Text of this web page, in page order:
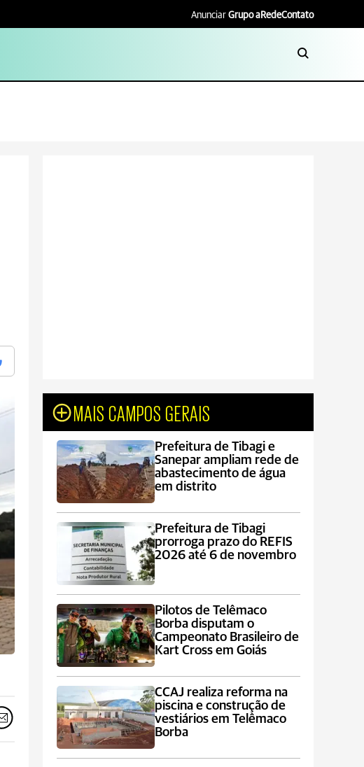
Anunciar Grupo aRedeContato
MAIS CAMPOS GERAIS
Prefeitura de Tibagi e
Sanepar ampliam rede de
abastecimento de água
em distrito
Prefeitura de Tibagi
prorroga prazo do REFIS
2026 até 6 de novembro
Pilotos de Telêmaco
Borba disputam o
Campeonato Brasileiro de
Kart Cross em Goiás
CCAJ realiza reforma na
piscina e construção de
vestiários em Telêmaco
Borba